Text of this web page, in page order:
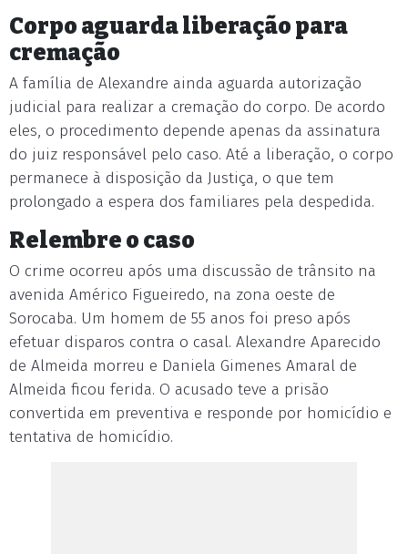
Corpo aguarda liberação para
cremação
A família de Alexandre ainda aguarda autorização
judicial para realizar a cremação do corpo. De acordo
eles, o procedimento depende apenas da assinatura
do juiz responsável pelo caso. Até a liberação, o corpo
permanece à disposição da Justiça, o que tem
prolongado a espera dos familiares pela despedida.
Relembre o caso
O crime ocorreu após uma discussão de trânsito na
avenida Américo Figueiredo, na zona oeste de
Sorocaba. Um homem de 55 anos foi preso após
efetuar disparos contra o casal. Alexandre Aparecido
de Almeida morreu e Daniela Gimenes Amaral de
Almeida ficou ferida. O acusado teve a prisão
convertida em preventiva e responde por homicídio e
tentativa de homicídio.